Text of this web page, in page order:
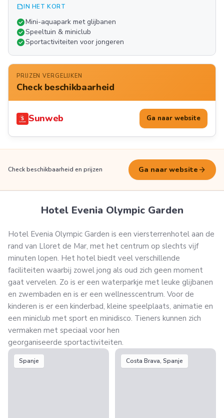
summarizeIN HET KORT
check_circleMini-aquapark met glijbanen
check_circleSpeeltuin & miniclub
check_circleSportactiviteiten voor jongeren
PRIJZEN VERGELIJKEN
Check beschikbaarheid
Sunweb Ga naar website
Check beschikbaarheid en prijzen Ga naar website arrow_forward
Hotel Evenia Olympic Garden
Hotel Evenia Olympic Garden is een viersterrenhotel aan de
rand van Lloret de Mar, met het centrum op slechts vijf
minuten lopen. Het hotel biedt veel verschillende
faciliteiten waarbij zowel jong als oud zich geen moment
gaat vervelen. Zo is er een waterparkje met leuke glijbanen
en zwembaden en is er een wellnesscentrum. Voor de
kinderen is er een kinderbad, kleine speelplaats, animatie en
een miniclub met sport en minidisco. Tieners kunnen zich
vermaken met speciaal voor hen
georganiseerde sportactiviteiten.
Spanje Costa Brava, Spanje